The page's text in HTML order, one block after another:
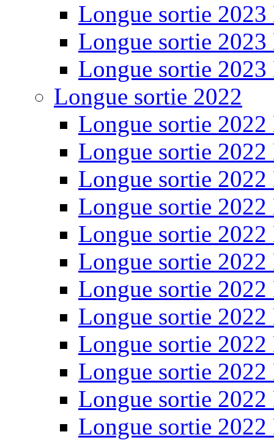
Longue sortie 2023
Longue sortie 2023
Longue sortie 2023
Longue sortie 2022
Longue sortie 2022
Longue sortie 2022
Longue sortie 2022
Longue sortie 2022
Longue sortie 2022
Longue sortie 2022
Longue sortie 2022
Longue sortie 2022
Longue sortie 2022
Longue sortie 2022
Longue sortie 2022
Longue sortie 2022